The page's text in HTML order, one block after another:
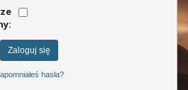
hasła?